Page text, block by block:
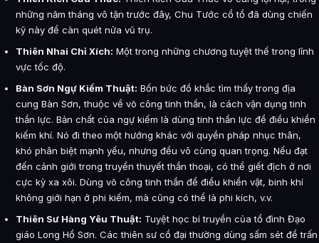
những năm tháng vô tận trước đây, Chu Tước cổ tổ đã dùng chiến
kỹ này để càn quét nửa vũ trụ.
Thiên Nhai Chỉ Xích: Một trong những chương tuyệt thế trong lĩnh
vực tốc độ.
Bàn Sơn Ngự Kiếm Thuật: Bốn bức đồ khắc tìm thấy trong địa
cung Bàn Sơn, thuộc về võ công tinh thần, là cách vận dụng tinh
thần lực. Bản chất của ngự kiếm là dùng tinh thần lực để điều khiển
kiếm khí. Nó đi theo một hướng khác với quyền pháp nhục thân,
khó phân biệt mạnh yếu, nhưng đều vô cùng quan trọng. Nếu đạt
đến cảnh giới trong truyền thuyết thần thoại, có thể giết địch ở nơi
cực kỳ xa xôi. Dùng võ công tinh thần để điều khiển vật, binh khí
không giới hạn ở phi kiếm, mà cũng có thể là phi kích, v.v.
Thiên Sư Hàng Yêu Thuật: Tuyệt học bí truyền của tổ đình Đạo
giáo Long Hổ Sơn. Các thiên sư cổ đại thường dùng sấm sét để trấn